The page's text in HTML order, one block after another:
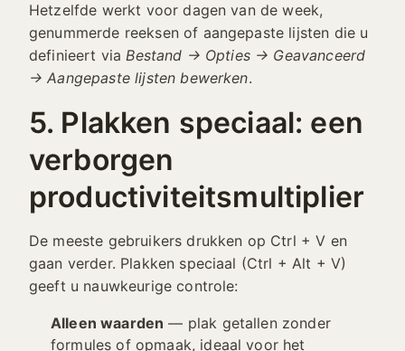
Hetzelfde werkt voor dagen van de week,
genummerde reeksen of aangepaste lijsten die u
definieert viaBestand → Opties → Geavanceerd
→ Aangepaste lijsten bewerken.
5. Plakken speciaal: een
verborgen
productiviteitsmultiplier
De meeste gebruikers drukken op Ctrl + V en
gaan verder. Plakken speciaal (Ctrl + Alt + V)
geeft u nauwkeurige controle:
Alleen waarden — plak getallen zonder
formules of opmaak, ideaal voor het